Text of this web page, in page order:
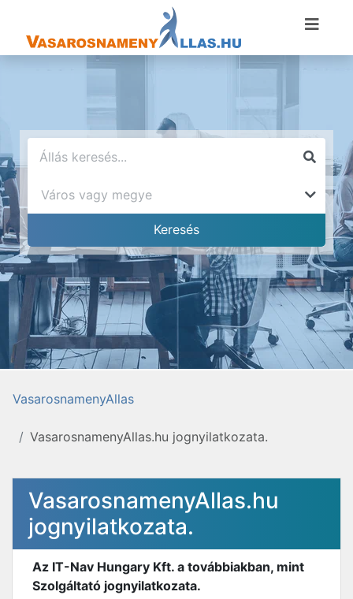
VasarosnamenyAllas
VasarosnamenyAllas.hu jognyilatkozata.
VasarosnamenyAllas.hu
jognyilatkozata.
Az IT-Nav Hungary Kft. a továbbiakban, mint
Szolgáltató jognyilatkozata.